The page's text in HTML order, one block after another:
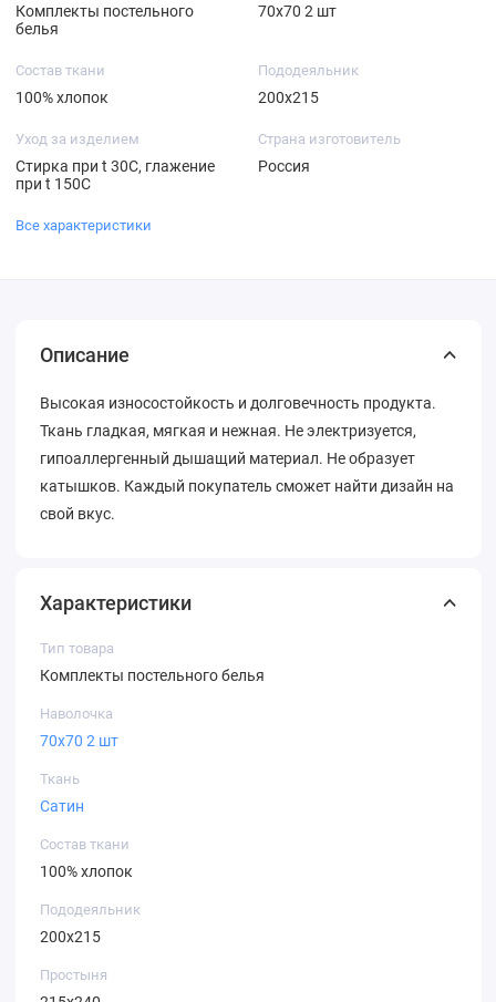
Комплекты постельного
белья
70х70 2 шт
Состав ткани
100% хлопок
Пододеяльник
200х215
Уход за изделием
Стирка при t 30С, глажение
при t 150С
Страна изготовитель
Россия
Все характеристики
Описание
Высокая износостойкость и долговечность продукта.
Ткань гладкая, мягкая и нежная. Не электризуется,
гипоаллергенный дышащий материал. Не образует
катышков. Каждый покупатель сможет найти дизайн на
свой вкус.
Характеристики
Тип товара
Комплекты постельного белья
Наволочка
70х70 2 шт
Ткань
Сатин
Состав ткани
100% хлопок
Пододеяльник
200х215
Простыня